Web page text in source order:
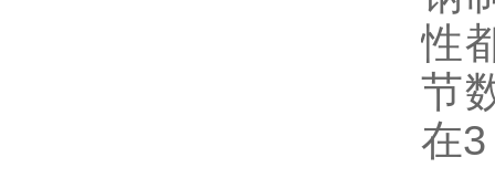
性
节
在